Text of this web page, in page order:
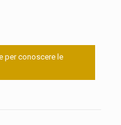
per conoscere le